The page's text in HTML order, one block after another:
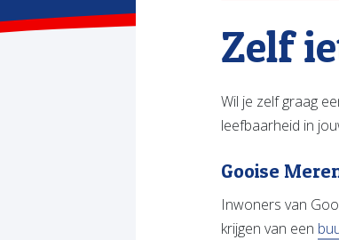
Zelf
Wil je zelf graag
leefbaarheid in
Gooise
Inwoners van
krijgen van een